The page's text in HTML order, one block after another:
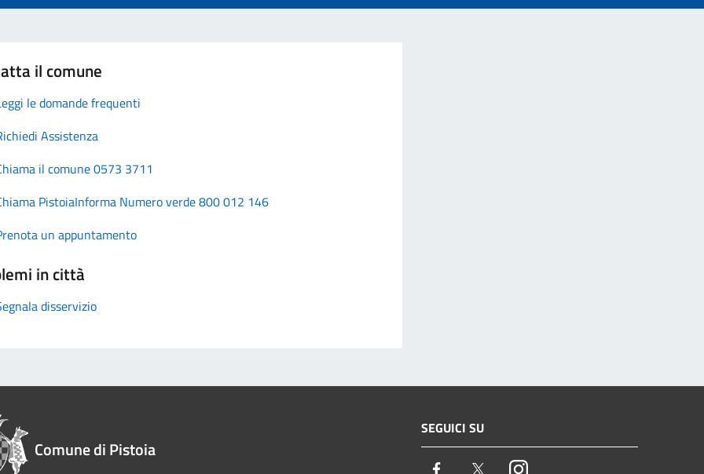
il comune
le domande frequenti
Assistenza
il comune 0573 3711
PistoiaInforma Numero verde 800 012 146
un appuntamento
in città
disservizio
Comune di Pistoia
SEGUICI SU
Facebook TwitterInstagram